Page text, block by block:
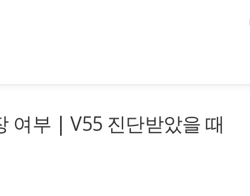
여부 | V55 진단받았을 때